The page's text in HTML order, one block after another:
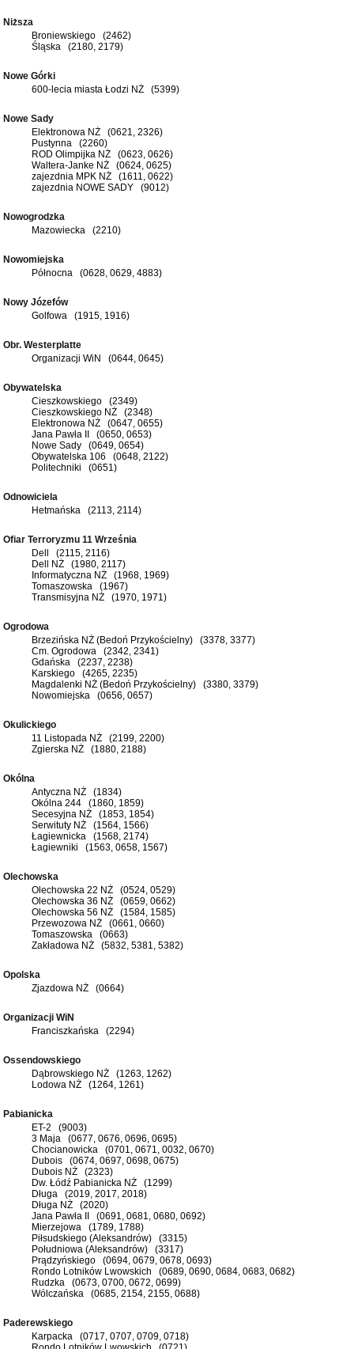
Niższa
Broniewskiego (2462)
Śląska (2180, 2179)
Nowe Górki
600-lecia miasta Łodzi NŻ (5399)
Nowe Sady
Elektronowa NŻ (0621, 2326)
Pustynna (2260)
ROD Olimpijka NŻ (0623, 0626)
Waltera-Janke NŻ (0624, 0625)
zajezdnia MPK NŻ (1611, 0622)
zajezdnia NOWE SADY (9012)
Nowogrodzka
Mazowiecka (2210)
Nowomiejska
Północna (0628, 0629, 4883)
Nowy Józefów
Golfowa (1915, 1916)
Obr. Westerplatte
Organizacji WiN (0644, 0645)
Obywatelska
Cieszkowskiego (2349)
Cieszkowskiego NŻ (2348)
Elektronowa NŻ (0647, 0655)
Jana Pawła II (0650, 0653)
Nowe Sady (0649, 0654)
Obywatelska 106 (0648, 2122)
Politechniki (0651)
Odnowiciela
Hetmańska (2113, 2114)
Ofiar Terroryzmu 11 Września
Dell (2115, 2116)
Dell NŻ (1980, 2117)
Informatyczna NŻ (1968, 1969)
Tomaszowska (1967)
Transmisyjna NŻ (1970, 1971)
Ogrodowa
Brzezińska NŻ (Bedoń Przykościelny) (3378, 3377)
Cm. Ogrodowa (2342, 2341)
Gdańska (2237, 2238)
Karskiego (4265, 2235)
Magdalenki NŻ (Bedoń Przykościelny) (3380, 3379)
Nowomiejska (0656, 0657)
Okulickiego
11 Listopada NŻ (2199, 2200)
Zgierska NŻ (1880, 2188)
Okólna
Antyczna NŻ (1834)
Okólna 244 (1860, 1859)
Secesyjna NŻ (1853, 1854)
Serwituty NŻ (1564, 1566)
Łagiewnicka (1568, 2174)
Łagiewniki (1563, 0658, 1567)
Olechowska
Olechowska 22 NŻ (0524, 0529)
Olechowska 36 NŻ (0659, 0662)
Olechowska 56 NŻ (1584, 1585)
Przewozowa NŻ (0661, 0660)
Tomaszowska (0663)
Zakładowa NŻ (5832, 5381, 5382)
Opolska
Zjazdowa NŻ (0664)
Organizacji WiN
Franciszkańska (2294)
Ossendowskiego
Dąbrowskiego NŻ (1263, 1262)
Lodowa NŻ (1264, 1261)
Pabianicka
ET-2 (9003)
3 Maja (0677, 0676, 0696, 0695)
Chocianowicka (0701, 0671, 0032, 0670)
Dubois (0674, 0697, 0698, 0675)
Dubois NŻ (2323)
Dw. Łódź Pabianicka NŻ (1299)
Długa (2019, 2017, 2018)
Długa NŻ (2020)
Jana Pawła II (0691, 0681, 0680, 0692)
Mierzejowa (1789, 1788)
Piłsudskiego (Aleksandrów) (3315)
Południowa (Aleksandrów) (3317)
Prądzyńskiego (0694, 0679, 0678, 0693)
Rondo Lotników Lwowskich (0689, 0690, 0684, 0683, 0682)
Rudzka (0673, 0700, 0672, 0699)
Wólczańska (0685, 2154, 2155, 0688)
Paderewskiego
Karpacka (0717, 0707, 0709, 0718)